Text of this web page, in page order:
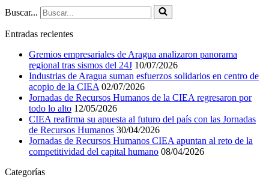
Buscar...
Entradas recientes
Gremios empresariales de Aragua analizaron panorama
regional tras sismos del 24J 10/07/2026
Industrias de Aragua suman esfuerzos solidarios en centro de
acopio de la CIEA 02/07/2026
Jornadas de Recursos Humanos de la CIEA regresaron por
todo lo alto 12/05/2026
CIEA reafirma su apuesta al futuro del país con las Jornadas
de Recursos Humanos 30/04/2026
Jornadas de Recursos Humanos CIEA apuntan al reto de la
competitividad del capital humano 08/04/2026
Categorías